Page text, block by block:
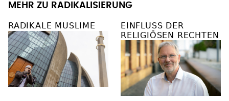
MEHR ZU RADIKALISIERUNG
RADIKALE MUSLIME
EINFLUSS DER
RELIGIÖSEN RECHTEN